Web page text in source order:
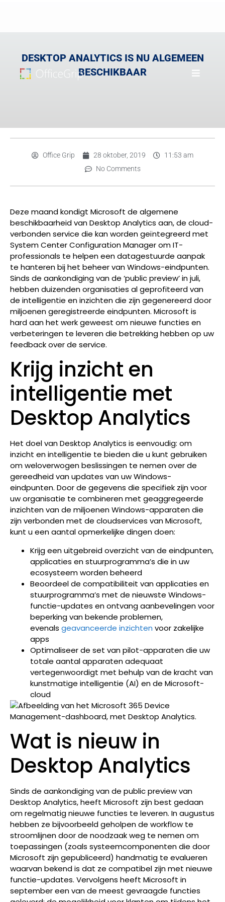
DESKTOP ANALYTICS IS NU ALGEMEEN
BESCHIKBAAR
Office Grip 28 oktober, 2019
11:53 am
No Comments
Deze maand kondigt Microsoft de algemene
beschikbaarheid van Desktop Analytics aan, de cloud-
verbonden service die kan worden geïntegreerd met
System Center Configuration Manager om IT-
professionals te helpen een datagestuurde aanpak
te hanteren bij het beheer van Windows-eindpunten.
Sinds de aankondiging van de ‘public preview’ in juli,
hebben duizenden organisaties al geprofiteerd van
de intelligentie en inzichten die zijn gegenereerd door
miljoenen geregistreerde eindpunten. Microsoft is
hard aan het werk geweest om nieuwe functies en
verbeteringen te leveren die betrekking hebben op uw
feedback over de service.
Krijg inzicht en
intelligentie met
Desktop Analytics
Het doel van Desktop Analytics is eenvoudig: om
inzicht en intelligentie te bieden die u kunt gebruiken
om weloverwogen beslissingen te nemen over de
gereedheid van updates van uw Windows-
eindpunten. Door de gegevens die specifiek zijn voor
uw organisatie te combineren met geaggregeerde
inzichten van de miljoenen Windows-apparaten die
zijn verbonden met de cloudservices van Microsoft,
kunt u een aantal opmerkelijke dingen doen:
Krijg een uitgebreid overzicht van de eindpunten,
applicaties en stuurprogramma’s die in uw
ecosysteem worden beheerd
Beoordeel de compatibiliteit van applicaties en
stuurprogramma’s met de nieuwste Windows-
functie-updates en ontvang aanbevelingen voor
beperking van bekende problemen,
evenals geavanceerde inzichten voor zakelijke
apps
Optimaliseer de set van pilot-apparaten die uw
totale aantal apparaten adequaat
vertegenwoordigt met behulp van de kracht van
kunstmatige intelligentie (AI) en de Microsoft-
cloud
Wat is nieuw in
Desktop Analytics
Sinds de aankondiging van de public preview van
Desktop Analytics, heeft Microsoft zijn best gedaan
om regelmatig nieuwe functies te leveren. In augustus
hebben ze bijvoorbeeld geholpen de workflow te
stroomlijnen door de noodzaak weg te nemen om
toepassingen (zoals systeemcomponenten die door
Microsoft zijn gepubliceerd) handmatig te evalueren
waarvan bekend is dat ze compatibel zijn met nieuwe
functie-updates. Vervolgens heeft Microsoft in
september een van de meest gevraagde functies